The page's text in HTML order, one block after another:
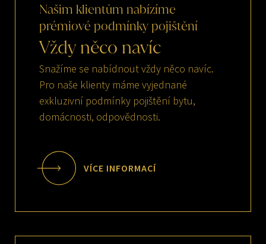
Našim klientům nabízíme
prémiové podmínky pojištění
Vždy něco navíc
Snažíme se nabídnout vždy něco navíc.
Pro naše klienty máme vyjednané
exkluzivní podmínky pojištění bytu,
domácnosti, odpovědnosti.
VÍCE INFORMACÍ